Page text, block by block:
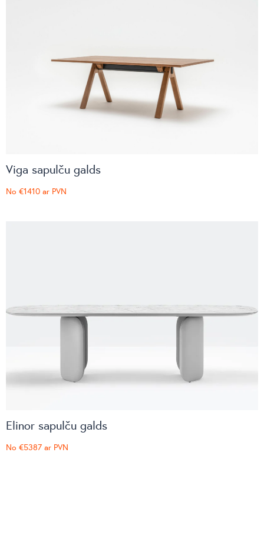
Viga sapulču galds
No €1410 ar PVN
Elinor sapulču galds
No €5387 ar PVN